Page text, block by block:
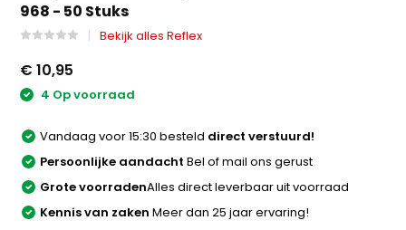
968 - 50 Stuks
Bekijk alles Reflex
€ 10,95
4 Op voorraad
Vandaag voor 15:30 besteld direct verstuurd!
Persoonlijke aandacht Bel of mail ons gerust
Grote voorradenAlles direct leverbaar uit voorraad
Kennis van zaken Meer dan 25 jaar ervaring!